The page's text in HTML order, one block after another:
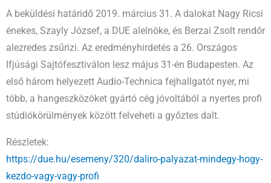
A beküldési határidő 2019. március 31. A dalokat Nagy Ricsi
énekes, Szayly József, a DUE alelnöke, és Berzai Zsolt rendőr
alezredes zsűrizi. Az eredményhirdetés a 26. Országos
Ifjúsági Sajtófesztiválon lesz május 31-én Budapesten. Az
első három helyezett Audio-Technica fejhallgatót nyer, mi
több, a hangeszközöket gyártó cég jóvoltából a nyertes profi
stúdiókörülmények között felveheti a győztes dalt.
Részletek:
https://due.hu/esemeny/320/daliro-palyazat-mindegy-hogy-
kezdo-vagy-vagy-profi